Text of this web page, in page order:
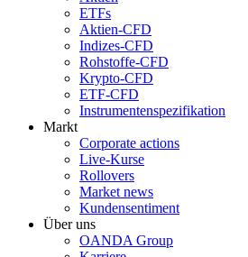
ETFs
Aktien-CFD
Indizes-CFD
Rohstoffe-CFD
Krypto-CFD
ETF-CFD
Instrumentenspezifikation
Markt
Corporate actions
Live-Kurse
Rollovers
Market news
Kundensentiment
Über uns
OANDA Group